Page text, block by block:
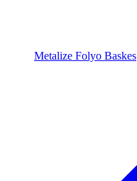
Metalize Folyo Baskes